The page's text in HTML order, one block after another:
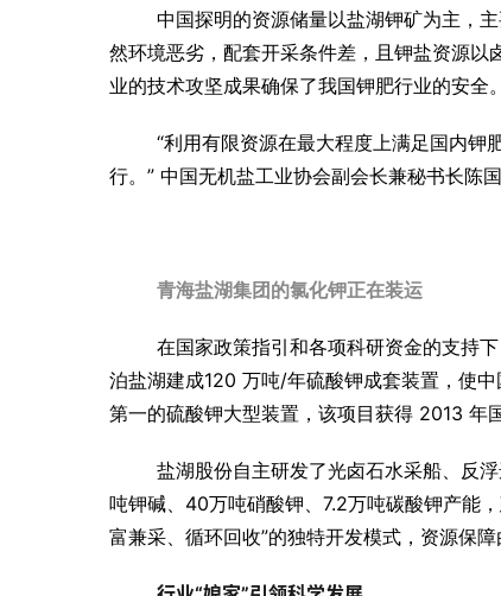
中国探明的资源储量以盐湖钾矿为主，
然环境恶劣，配套开采条件差，且钾盐资源以
业的技术攻坚成果确保了我国钾肥行业的安全。
“利用有限资源在最大程度上满足国内钾
行。” 中国无机盐工业协会副会长兼秘书长陈国
青海盐湖集团的氯化钾正在装运
在国家政策指引和各项科研资金的支持
泊盐湖建成120 万吨/年硫酸钾成套装置，使
第一的硫酸钾大型装置，该项目获得 2013 年
盐湖股份自主研发了光卤石水采船、反
吨钾碱、40万吨硝酸钾、7.2万吨碳酸钾产能
富兼采、循环回收”的独特开发模式，资源保